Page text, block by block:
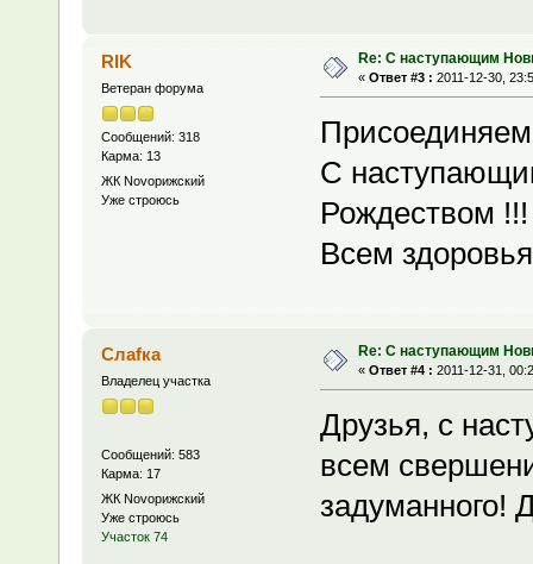
RIK
Ветеран форума
Сообщений: 318
Карма: 13
ЖК Novoрижский
Уже строюсь
Re: С наступающим
« Ответ #3 : 2011-12-30,
С
Рождеством !!!
Всем
Слаfка
Владелец участка
Сообщений: 583
Карма: 17
ЖК Novoрижский
Уже строюсь
Участок 74
Re: С наступающим
« Ответ #4 : 2011-12-31,
Друзья, с
всем
задуманного!